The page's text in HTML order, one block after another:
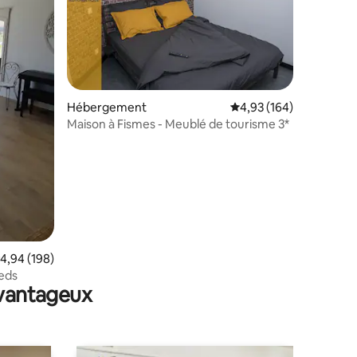
: 4,97 sur 5
moyenne sur la base de 198 commentaires : 4,94 sur 5
4,94 (198)
Hébergement Évaluation moyenne
4,93 (164)
Maison à Fismes - Meublé de tourisme 3*